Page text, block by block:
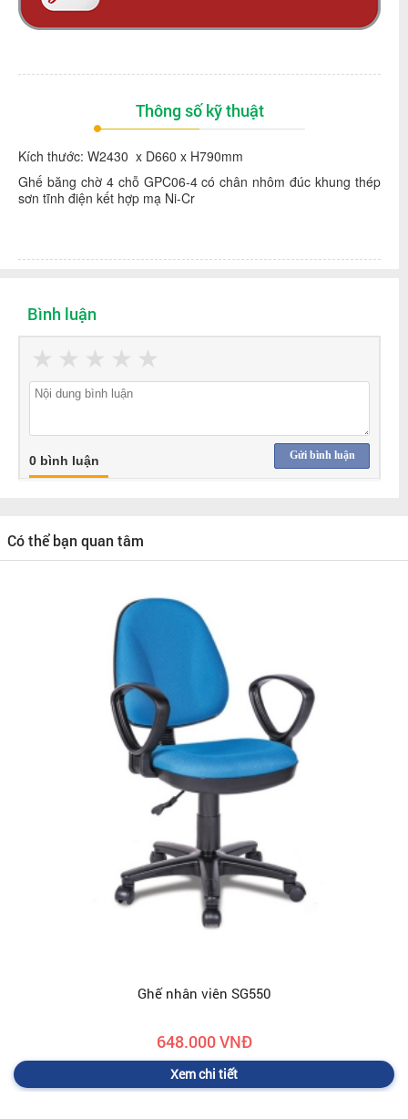
Thông số kỹ thuật
Kích thước: W2430 x D660 x H790mm
Ghế băng chờ 4 chỗ GPC06-4 có chân nhôm đúc khung thép
sơn tĩnh điện kết hợp mạ Ni-Cr
Bình luận
★
★
★
★
★
Gửi bình luận
0 bình luận
Có thể bạn quan tâm
Ghế nhân viên SG550
648.000 VNĐ
Xem chi tiết